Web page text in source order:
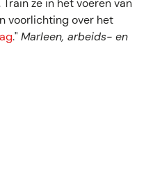
ze in het voeren van
voorlichting over het
." Marleen, arbeids- en